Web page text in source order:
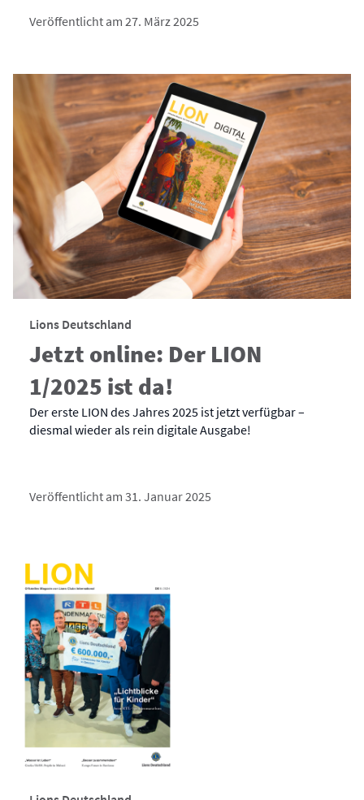
Veröffentlicht am 27. März 2025
Lions Deutschland
Jetzt online: Der LION
1/2025 ist da!
Der erste LION des Jahres 2025 ist jetzt verfügbar –
diesmal wieder als rein digitale Ausgabe!
Veröffentlicht am 31. Januar 2025